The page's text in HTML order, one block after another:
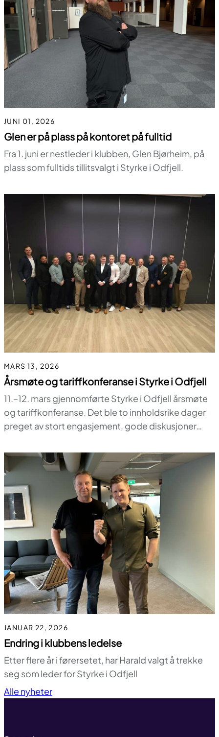
JUNI 01, 2026
Glen er på plass på kontoret på fulltid
Fra 1. juni er nestleder i klubben, Glen Bjørheim, på
plass som fulltids tillitsvalgt i Styrke i Odfjell.
MARS 13, 2026
Årsmøte og tariffkonferanse i Styrke i Odfjell
11.–12. mars gjennomførte Styrke i Odfjell årsmøte
og tariffkonferanse. Det ble to innholdsrike dager
preget av stort engasjement, gode diskusjoner…
JANUAR 22, 2026
Endring i klubbens ledelse
Etter flere år i førersetet, har Harald valgt å trekke
seg som leder for Styrke i Odfjell
Alle nyheter